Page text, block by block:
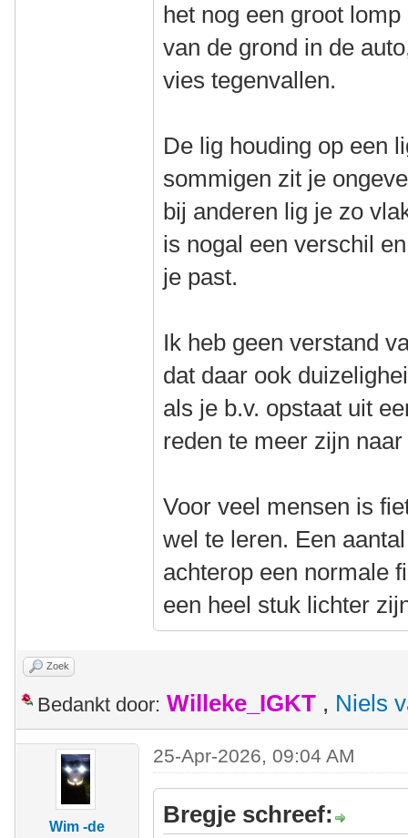
het nog een groot
van de grond in de
vies tegenvallen.
De lig houding op een
sommigen zit je
bij anderen lig je zo
is nogal een verschil
je past.
Ik heb geen verstand
dat daar ook
als je b.v. opstaat uit
reden te meer zijn
Voor veel mensen is
wel te leren. Een
achterop een normale
een heel stuk lichter
Zoek
Bedankt door: Willeke_IGKT , Niels
Wim -de
25-Apr-2026, 09:04 AM
Bregje schreef: